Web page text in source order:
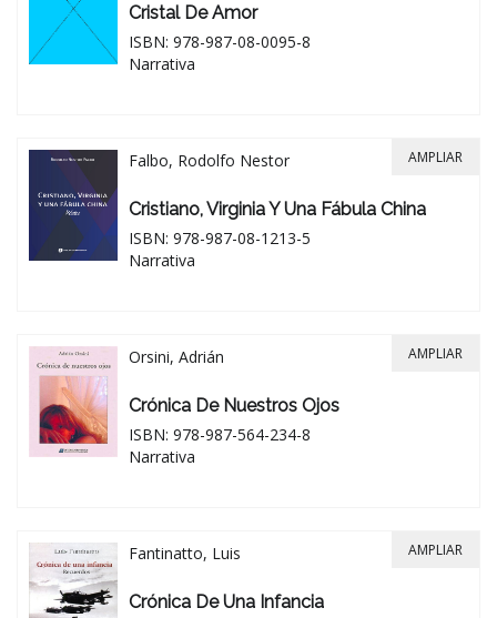
Cristal De Amor
ISBN: 978-987-08-0095-8
Narrativa
Falbo, Rodolfo Nestor
Cristiano, Virginia Y Una Fábula China
ISBN: 978-987-08-1213-5
Narrativa
AMPLIAR
Orsini, Adrián
Crónica De Nuestros Ojos
ISBN: 978-987-564-234-8
Narrativa
AMPLIAR
Fantinatto, Luis
Crónica De Una Infancia
AMPLIAR